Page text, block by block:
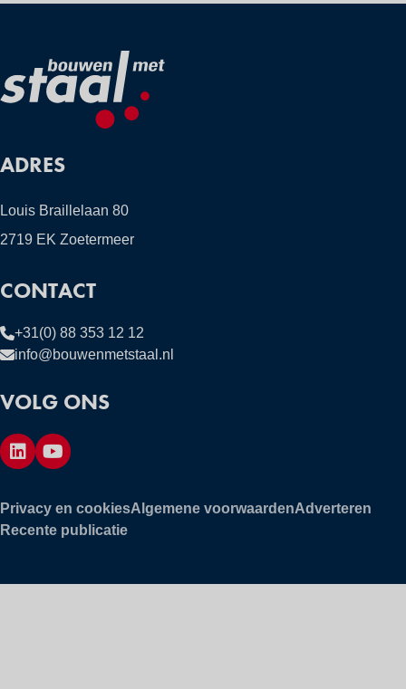
ADRES
Louis Braillelaan 80
2719 EK Zoetermeer
CONTACT
+31(0) 88 353 12 12
info@bouwenmetstaal.nl
VOLG ONS
Privacy en cookiesAlgemene voorwaardenAdverteren
Recente publicatie